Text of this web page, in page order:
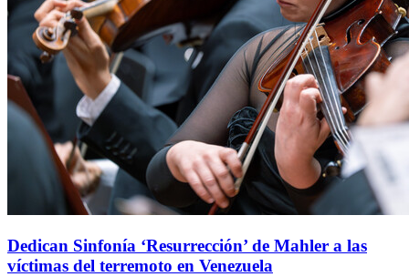
Dedican Sinfonía ‘Resurrección’ de Mahler a las
víctimas del terremoto en Venezuela